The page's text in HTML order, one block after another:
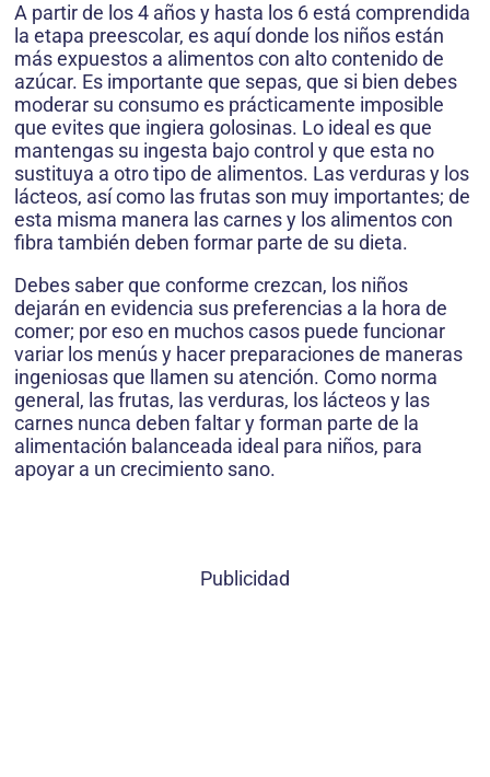
A partir de los 4 años y hasta los 6 está comprendida
la etapa preescolar, es aquí donde los niños están
más expuestos a alimentos con alto contenido de
azúcar. Es importante que sepas, que si bien debes
moderar su consumo es prácticamente imposible
que evites que ingiera golosinas. Lo ideal es que
mantengas su ingesta bajo control y que esta no
sustituya a otro tipo de alimentos. Las verduras y los
lácteos, así como las frutas son muy importantes; de
esta misma manera las carnes y los alimentos con
fibra también deben formar parte de su dieta.
Debes saber que conforme crezcan, los niños
dejarán en evidencia sus preferencias a la hora de
comer; por eso en muchos casos puede funcionar
variar los menús y hacer preparaciones de maneras
ingeniosas que llamen su atención. Como norma
general, las frutas, las verduras, los lácteos y las
carnes nunca deben faltar y forman parte de la
alimentación balanceada ideal para niños, para
apoyar a un crecimiento sano.
Publicidad